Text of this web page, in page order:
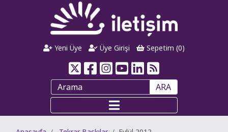
Yeni Üye Üye Girişi Sepetim (0)
ARA